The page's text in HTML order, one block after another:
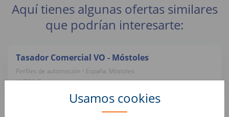
Usamos cookies
Aquí tienes algunas ofertas similares
que podrían interesarte:
Tasador Comercial VO - Móstoles
Perfiles de automoción • España, Móstoles
AUTO1 Group
Préparateur esthétique automobile (H/F)